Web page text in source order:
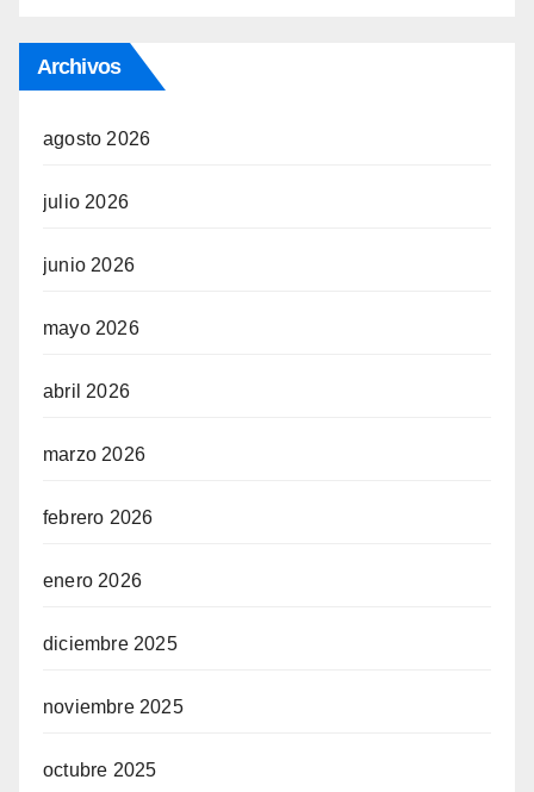
Archivos
agosto 2026
julio 2026
junio 2026
mayo 2026
abril 2026
marzo 2026
febrero 2026
enero 2026
diciembre 2025
noviembre 2025
octubre 2025